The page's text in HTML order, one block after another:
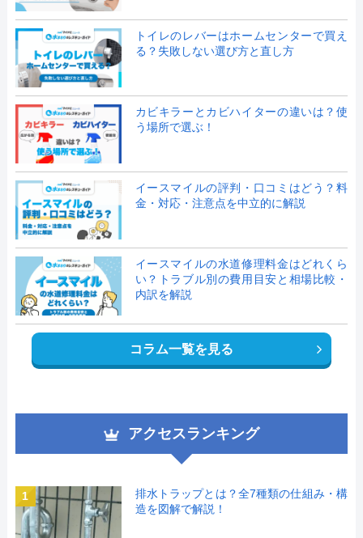
トイレのレバーはホームセンターで買え
る？失敗しない選び方と直し方
カビキラーとカビハイターの違いは？使
う場所で選ぶ！
イースマイルの評判・口コミはどう？料
金・対応・注意点を中立的に解説
イースマイルの水道修理料金はどれくら
い？トラブル別の費用目安と相場比較・
内訳を解説
コラム一覧を見る
アクセスランキング
1
排水トラップとは？全7種類の仕組み・構
造を図解で解説！